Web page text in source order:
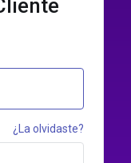
¿La olvidaste?